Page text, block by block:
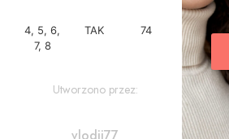
4, 5, 6,
7, 8
TAK 74
Utworzono przez: